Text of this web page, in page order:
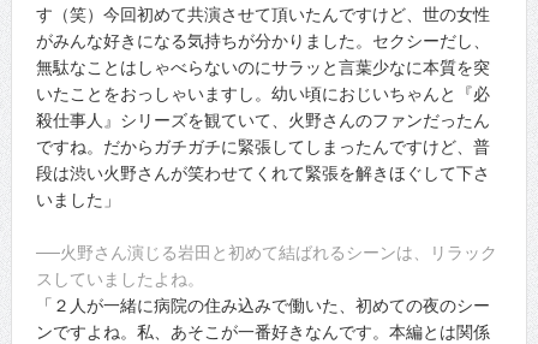
す（笑）今回初めて共演させて頂いたんですけど、世の女性
がみんな好きになる気持ちが分かりました。セクシーだし、
無駄なことはしゃべらないのにサラッと言葉少なに本質を突
いたことをおっしゃいますし。幼い頃におじいちゃんと『必
殺仕事人』シリーズを観ていて、火野さんのファンだったん
ですね。だからガチガチに緊張してしまったんですけど、普
段は渋い火野さんが笑わせてくれて緊張を解きほぐして下さ
いました」
──火野さん演じる岩田と初めて結ばれるシーンは、リラック
スしていましたよね。
「２人が一緒に病院の住み込みで働いた、初めての夜のシー
ンですよね。私、あそこが一番好きなんです。本編とは関係